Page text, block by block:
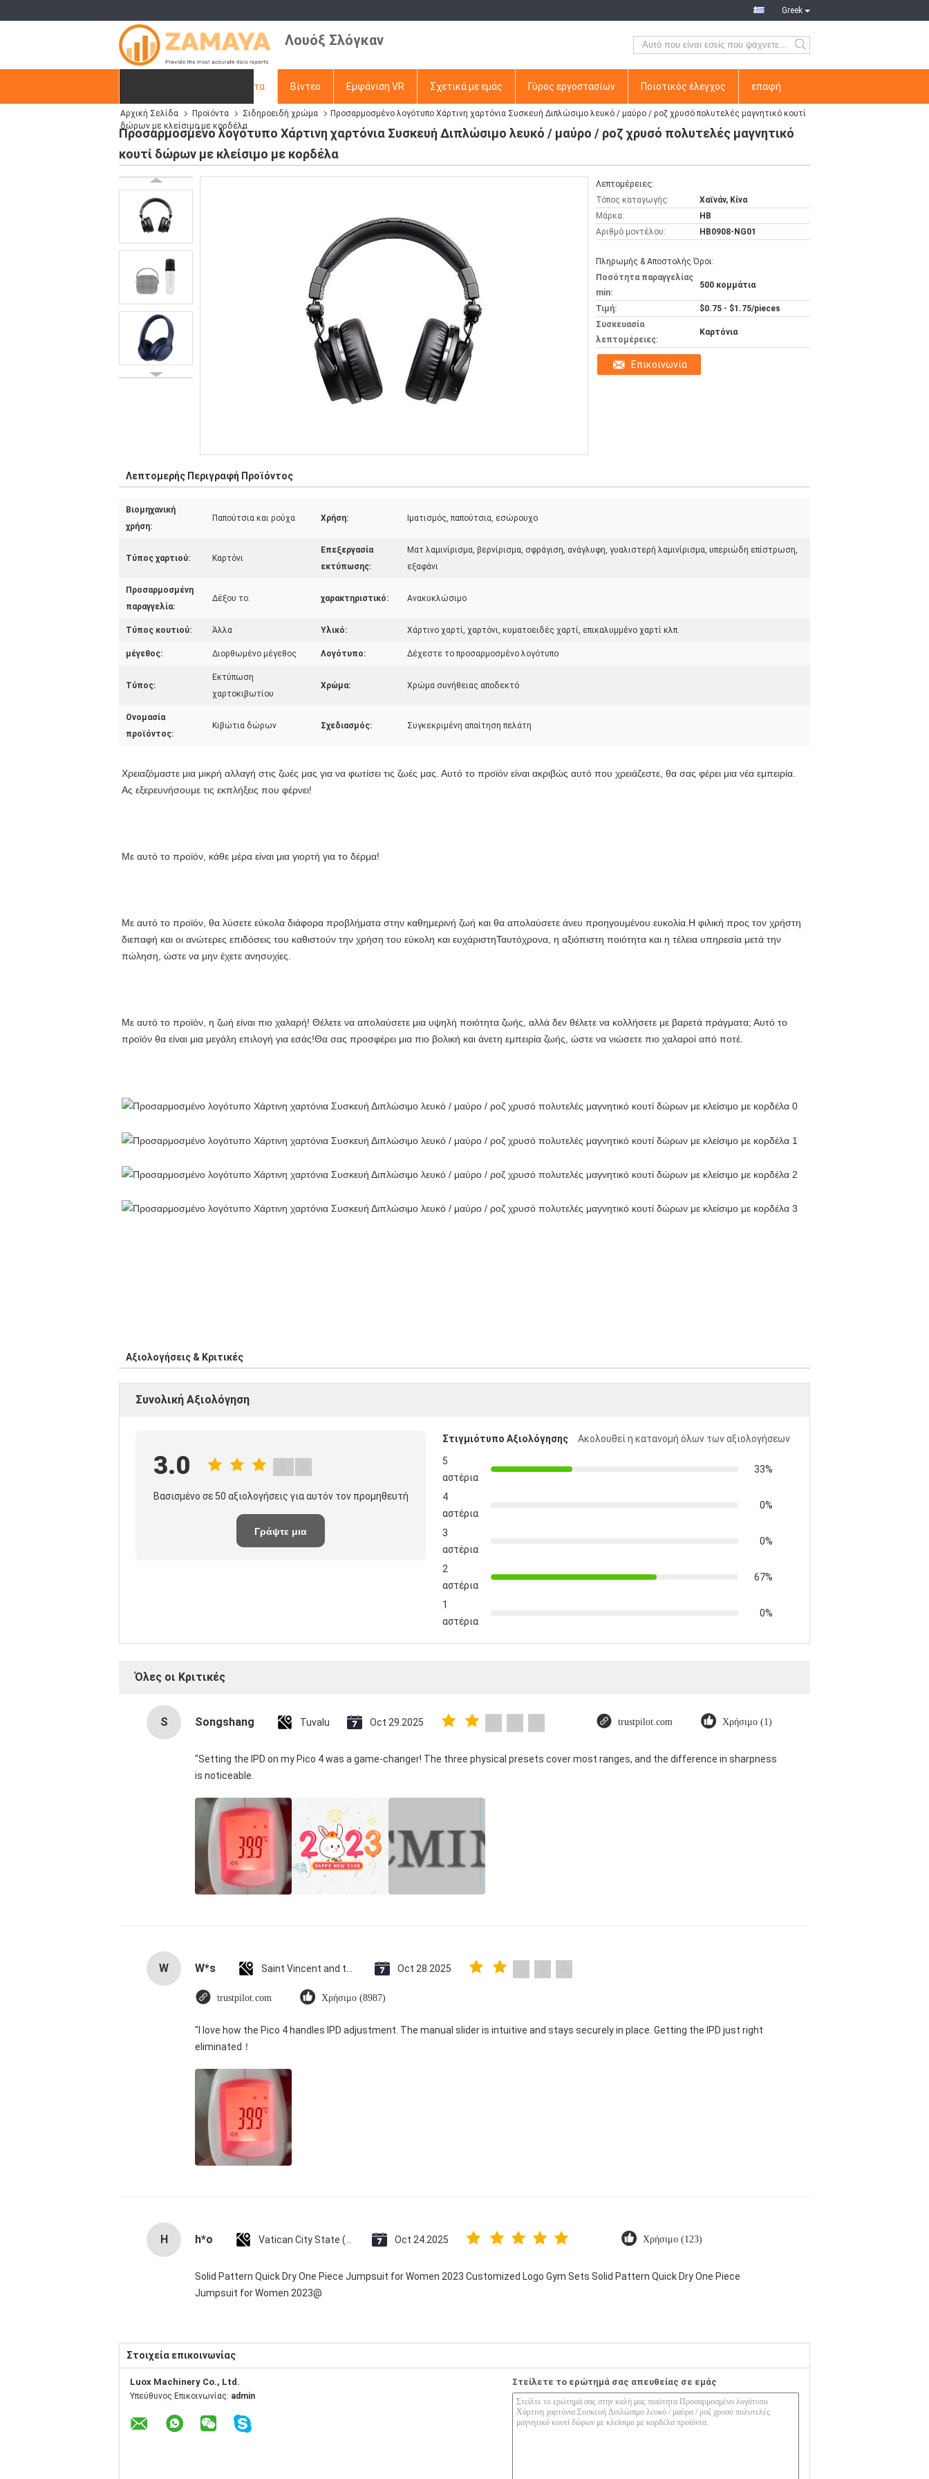
Greek
Λουόξ Σλόγκαν
Προϊόντα Βίντεο Εμφάνιση VR Σχετικά με εμάς Γύρος εργοστασίων Ποιοτικός έλεγχος επαφή
Ζητήστε ένα απόσπασμα
Αρχική Σελίδα Προϊόντα Σιδηροειδή χρώμα
Προσαρμοσμένο λογότυπο Χάρτινη χαρτόνια Συσκευή Διπλώσιμο λευκό / μαύρο / ροζ χρυσό πολυτελές μαγνητικό κουτί
δώρων με κλείσιμο με κορδέλα
Προσαρμοσμένο λογότυπο Χάρτινη χαρτόνια Συσκευή Διπλώσιμο λευκό / μαύρο / ροζ χρυσό πολυτελές μαγνητικό
κουτί δώρων με κλείσιμο με κορδέλα
Λεπτομέρειες:
Τόπος καταγωγής:
Χαϊνάν, Κίνα
Μάρκα:
HB
Αριθμό μοντέλου:
HB0908-NG01
Πληρωμής & Αποστολής Όροι:
Ποσότητα παραγγελίας
min:
500 κομμάτια
Τιμή:
$0.75 - $1.75/pieces
Συσκευασία
λεπτομέρειες:
Καρτόνια
Επικοινωνία
Λεπτομερής Περιγραφή Προϊόντος
Βιομηχανική
χρήση:
Παπούτσια και ρούχα Χρήση: Ιματισμός, παπούτσια, εσώρουχο
Τύπος χαρτιού: Καρτόνι
Επεξεργασία
εκτύπωσης:
Ματ λαμινίρισμα, βερνίρισμα, σφράγιση, ανάγλυφη, γυαλιστερή λαμινίρισμα, υπεριώδη επίστρωση,
εξαφάνι
Προσαρμοσμένη
παραγγελία:
Δέξου το. χαρακτηριστικό: Ανακυκλώσιμο
Τύπος κουτιού: Άλλα Υλικό: Χάρτινο χαρτί, χαρτόνι, κυματοειδές χαρτί, επικαλυμμένο χαρτί κλπ.
μέγεθος: Διορθωμένο μέγεθος Λογότυπο: Δέχεστε το προσαρμοσμένο λογότυπο
Τύπος:
Εκτύπωση
χαρτοκιβωτίου
Χρώμα: Χρώμα συνήθειας αποδεκτό
Ονομασία
προϊόντος:
Κιβώτια δώρων Σχεδιασμός: Συγκεκριμένη απαίτηση πελάτη
Χρειαζόμαστε μια μικρή αλλαγή στις ζωές μας για να φωτίσει τις ζωές μας. Αυτό το προϊόν είναι ακριβώς αυτό που χρειάζεστε, θα σας φέρει μια νέα εμπειρία.
Ας εξερευνήσουμε τις εκπλήξεις που φέρνει!
Με αυτό το προϊόν, κάθε μέρα είναι μια γιορτή για το δέρμα!
Με αυτό το προϊόν, θα λύσετε εύκολα διάφορα προβλήματα στην καθημερινή ζωή και θα απολαύσετε άνευ προηγουμένου ευκολία.Η φιλική προς τον χρήστη
διεπαφή και οι ανώτερες επιδόσεις του καθιστούν την χρήση του εύκολη και ευχάριστηΤαυτόχρονα, η αξιόπιστη ποιότητα και η τέλεια υπηρεσία μετά την
πώληση, ώστε να μην έχετε ανησυχίες.
Με αυτό το προϊόν, η ζωή είναι πιο χαλαρή! Θέλετε να απολαύσετε μια υψηλή ποιότητα ζωής, αλλά δεν θέλετε να κολλήσετε με βαρετά πράγματα; Αυτό το
προϊόν θα είναι μια μεγάλη επιλογή για εσάς!Θα σας προσφέρει μια πιο βολική και άνετη εμπειρία ζωής, ώστε να νιώσετε πιο χαλαροί από ποτέ.
Αξιολογήσεις & Κριτικές
Συνολική Αξιολόγηση
3.0
Βασισμένο σε 50 αξιολογήσεις για αυτόν τον προμηθευτή
Γράψτε μια
Στιγμιότυπο Αξιολόγησης
Ακολουθεί η κατανομή όλων των αξιολογήσεων
5
αστέρια
33%
4
αστέρια
0%
3
αστέρια
0%
2
αστέρια
67%
1
αστέρια
0%
Όλες οι Κριτικές
S Songshang Tuvalu Oct 29.2025 trustpilot.com Χρήσιμο (1)
"Setting the IPD on my Pico 4 was a game-changer! The three physical presets cover most ranges, and the difference in sharpness
is noticeable.
W W*s Oct 28.2025
trustpilot.com Χρήσιμο (8987)
"I love how the Pico 4 handles IPD adjustment. The manual slider is intuitive and stays securely in place. Getting the IPD just right
eliminated！
H h*o Oct 24.2025 Χρήσιμο (123)
Solid Pattern Quick Dry One Piece Jumpsuit for Women 2023 Customized Logo Gym Sets Solid Pattern Quick Dry One Piece
Jumpsuit for Women 2023@
Στοιχεία επικοινωνίας
Luox Machinery Co., Ltd.
Υπεύθυνος Επικοινωνίας: admin
Στείλετε το ερώτημά σας απευθείας σε εμάς